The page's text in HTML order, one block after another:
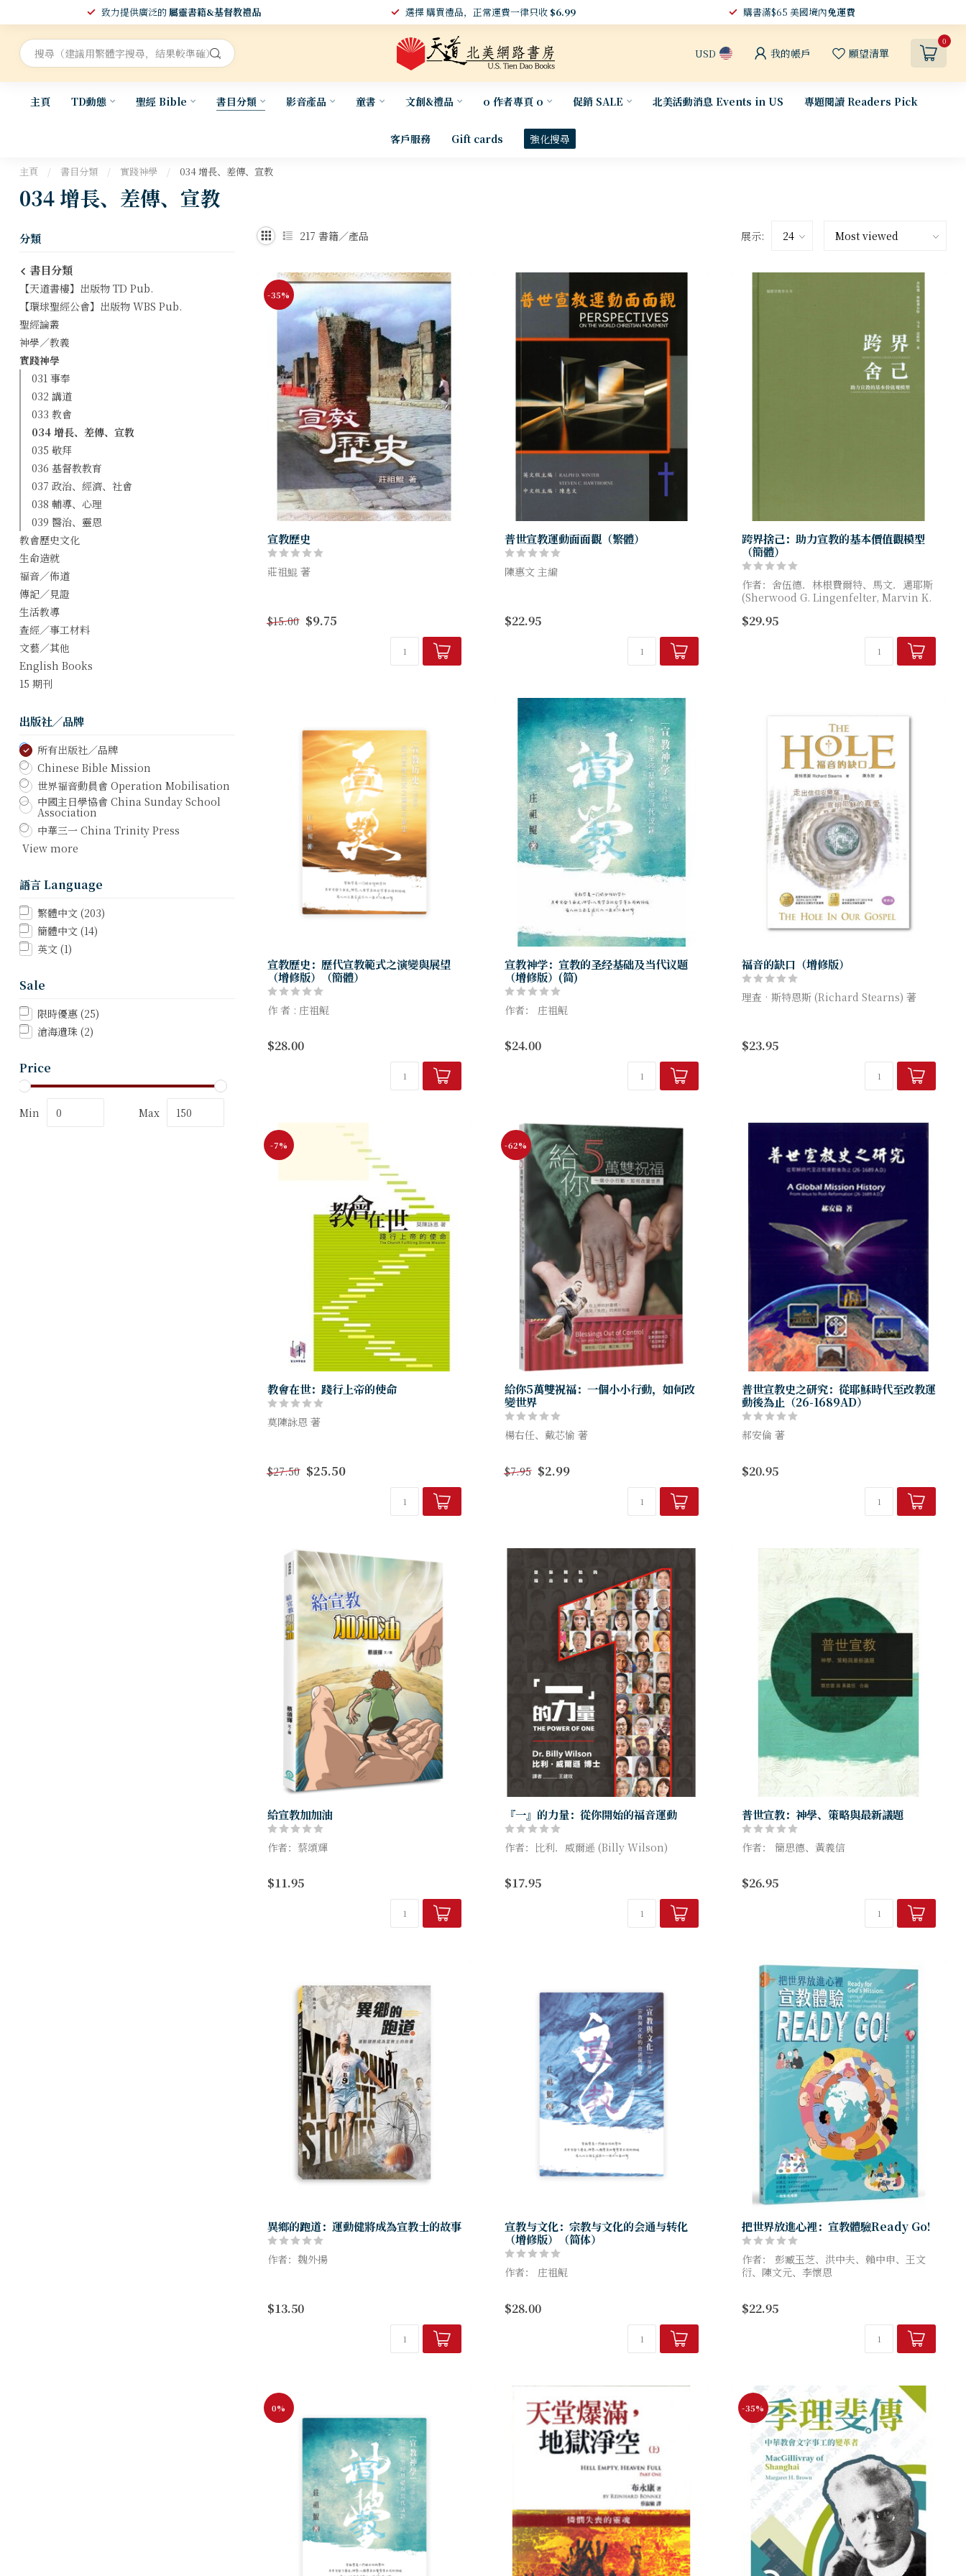
致力提供廣泛的屬靈書籍&基督教禮品 選擇 購買禮品，正常運費一律只收 $6.99 購書滿$65 美國境內免運費
USD 我的帳戶 願望清單
0
主頁 TD動態 聖經 Bible 書目分類 影音產品 童書 文創&禮品 o 作者專頁 o 促銷 SALE 北美活動消息 Events in US 專題閱讀 Readers Pick
客戶服務 Gift cards 強化搜尋
主頁 / 書目分類 / 實踐神學 / 034 增長、差傳、宣教
034 增長、差傳、宣教
分類
書目分類
【天道書樓】出版物 TD Pub.
【環球聖經公會】出版物 WBS Pub.
聖經論叢
神學／教義
實踐神學
031 事奉
032 講道
033 教會
034 增長、差傳、宣教
035 敬拜
036 基督教教育
037 政治、經濟、社會
038 輔導、心理
039 醫治、靈恩
教會歷史文化
生命造就
福音／佈道
傳記／見證
生活教導
查經／事工材料
文藝／其他
English Books
15 期刊
出版社／品牌
所有出版社／品牌
Chinese Bible Mission
世界福音動員會 Operation Mobilisation
中國主日學協會 China Sunday School
Association
中華三一 China Trinity Press
View more
語言 Language
繁體中文 (203)
簡體中文 (14)
英文 (1)
Sale
限時優惠 (25)
滄海遺珠 (2)
Price
Min Max
217 書籍／產品 展示:
-35%
宣教歷史
莊祖鯤 著
握每個時期的宣教特色及其影響。同時作者
也根據過去歷史中的聖徒成敗經...
$15.00 $9.75
普世宣教運動面面觀（繁體）
陳惠文 主編
Perspective...
$22.95
跨界捨己：助力宣教的基本價值觀模型
（簡體）
作者：舍伍德．林根費爾特、馬文．邁耶斯
(Sherwood G. Lingenfelter, Marvin K.
当今世界文化多样、种族多...
$29.95
宣教歷史：歷代宣教範式之演變與展望
（增修版）（簡體）
作 者 : 庄祖鲲
史、神学、人类学及社会学等不同的领域，
就像三条支流汇入一条大江。因此，本系列
$28.00
宣教神学：宣教的圣经基础及当代议题
（增修版）(简)
作者： 庄祖鲲
史、神学、人类学及社会学等不同的领域，
就像三条支流汇入一条大江。因此，本系列
$24.00
福音的缺口（增修版）
理查‧斯特恩斯 (Richard Stearns) 著
人心碎的故事，叫作者理...
$23.95
-7%
教會在世：踐行上帝的使命
莫陳詠恩 著
流的成果​，將此書呈獻給華人教會。
$27.50 $25.50
-62%
給你5萬雙祝福：一個小小行動，如何改
變世界
楊右任、戴芯愉 著
徒，竟在一般主流媒體引起軒然大波？一張
簡單的文宣，居然一次募集超過3千個包裹
$7.95 $2.99
普世宣教史之研究：從耶穌時代至改教運
動後為止（26-1689AD）
郝安倫 著
大使命」（The LORD’s Great
Commission）在世界各個主要的文化與
$20.95
給宣教加加油
作者：蔡頌輝
聖經根基、神學與創意如何在宣教中交會，
並延伸至職場宣教的聖經視角（舊約與新
約）、以及如何整合個人興趣、...
$11.95
『一』的力量：從你開始的福音運動
作者：比利．威爾遜 (Billy Wilson)
世代的大使命行動召喚。本書強調：福音的
轉化力量，往往從「觸及一個...
$17.95
普世宣教：神學、策略與最新議題
作者： 簡思德、黃義信
有的宣教模式。
在第一部份中，作者從新舊約中發展出一種
$26.95
異鄉的跑道：運動健將成為宣教士的故事
作者：魏外揚
英雄，重新鮮活的在每一個讀者的心靈舞台
上隆重上演。這些成為宣教士...
$13.50
宣教与文化：宗教与文化的会通与转化
（增修版）（简体）
作者： 庄祖鲲
史、神学、人类学及社会学等不同的领域，
就像三条支流汇入一条大江。因此，除了神
$28.00
把世界放進心裡：宣教體驗Ready Go!
作者： 彭臧玉芝、洪中夫、賴中申、王文
衍、陳文元、李懷恩
$22.95
0% -35%